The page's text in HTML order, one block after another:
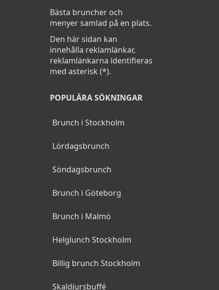
Bästa bruncher och
menyer samlad på en plats.
Den här sidan kan
innehålla reklamlänkar,
reklamlänkarna identifieras
med asterisk (*).
POPULÄRA SÖKNINGAR
Brunch i Stockholm
Lördagsbrunch
Söndagsbrunch
Brunch i Göteborg
Brunch i Malmö
Helglunch Stockholm
Billig brunch Stockholm
Skaldjursbuffé